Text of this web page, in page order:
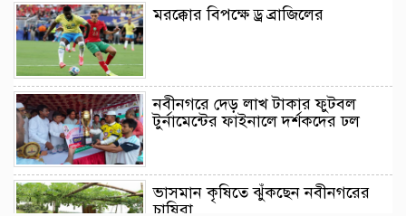
মরক্কোর বিপক্ষে ড্র ব্রাজিলের
নবীনগরে দেড় লাখ টাকার ফুটবল
টুর্নামেন্টের ফাইনালে দর্শকদের ঢল
ভাসমান কৃষিতে ঝুঁকছেন নবীনগরের
চাষিরা